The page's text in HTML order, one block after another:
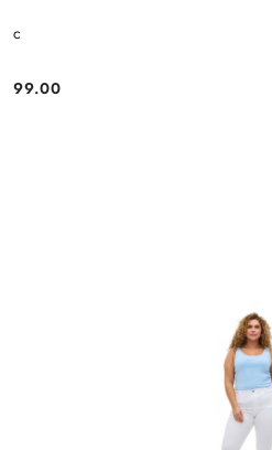
c
Cena:
99.00